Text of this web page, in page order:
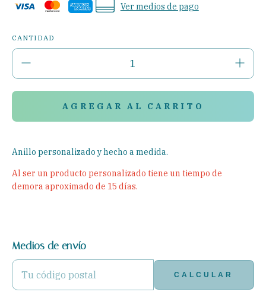
Ver medios de pago
CANTIDAD
Anillo personalizado y hecho a medida.
Al ser un producto personalizado tiene un tiempo de
demora aproximado de 15 días.
ENTREGAS PARA EL CP:
Medios de envío
CALCULAR